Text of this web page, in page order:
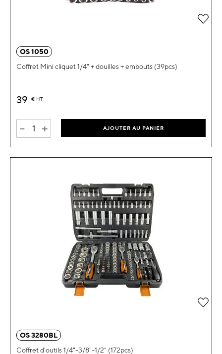
OS 1050
Coffret Mini cliquet 1/4" + douilles + embouts (39pcs)
39 € HT
- + AJOUTER AU PANIER
OS 3280BL
Coffret d'outils 1/4"-3/8"-1/2" (172pcs)